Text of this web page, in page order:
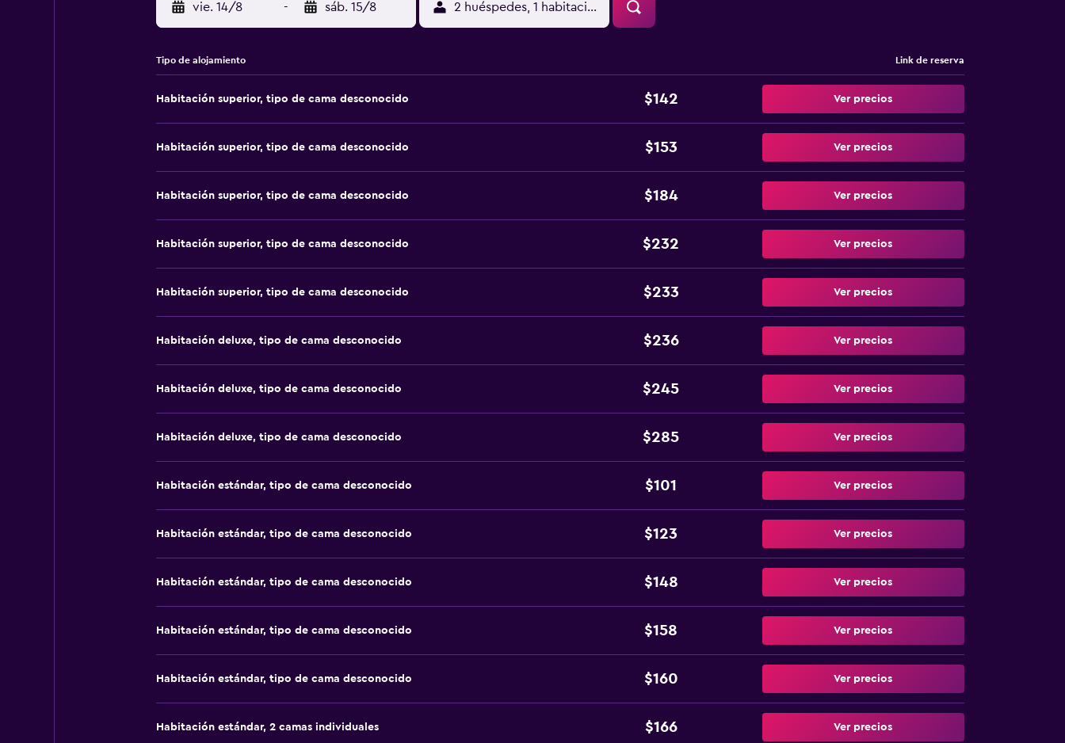
vie. 14/8 - sáb. 15/8 2 huéspedes, 1 habitación
Tipo de alojamiento Link de reserva
Habitación superior, tipo de cama desconocido $142 Ver precios
Habitación superior, tipo de cama desconocido $153 Ver precios
Habitación superior, tipo de cama desconocido $184 Ver precios
Habitación superior, tipo de cama desconocido $232 Ver precios
Habitación superior, tipo de cama desconocido $233 Ver precios
Habitación deluxe, tipo de cama desconocido $236 Ver precios
Habitación deluxe, tipo de cama desconocido $245 Ver precios
Habitación deluxe, tipo de cama desconocido $285 Ver precios
Habitación estándar, tipo de cama desconocido $101 Ver precios
Habitación estándar, tipo de cama desconocido $123 Ver precios
Habitación estándar, tipo de cama desconocido $148 Ver precios
Habitación estándar, tipo de cama desconocido $158 Ver precios
Habitación estándar, tipo de cama desconocido $160 Ver precios
Habitación estándar, 2 camas individuales $166 Ver precios